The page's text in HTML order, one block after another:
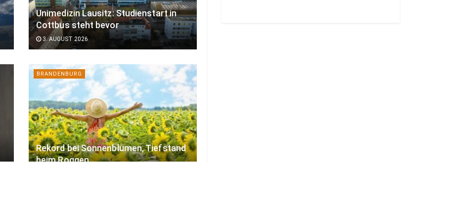
Unimedizin Lausitz: Studienstart in
Cottbus steht bevor
3. AUGUST 2026
BRANDENBURG
Rekord bei Sonnenblumen, Tiefstand
beim Roggen